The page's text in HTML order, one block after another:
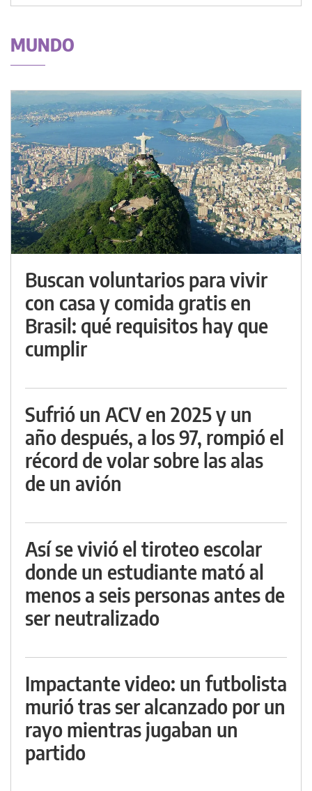
MUNDO
Buscan voluntarios para vivir
con casa y comida gratis en
Brasil: qué requisitos hay que
cumplir
Sufrió un ACV en 2025 y un
año después, a los 97, rompió el
récord de volar sobre las alas
de un avión
Así se vivió el tiroteo escolar
donde un estudiante mató al
menos a seis personas antes de
ser neutralizado
Impactante video: un futbolista
murió tras ser alcanzado por un
rayo mientras jugaban un
partido